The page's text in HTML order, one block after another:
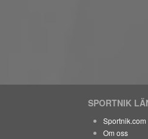
SPORTNIK
Sportnik.com
Om oss